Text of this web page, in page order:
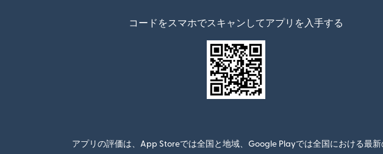
コードをスマホでスキャンしてアプリを入手する
アプリの評価は、App Storeでは全国と地域、Google Playでは全国における最